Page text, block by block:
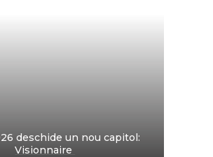
deschide un nou capitol:
Visionnaire